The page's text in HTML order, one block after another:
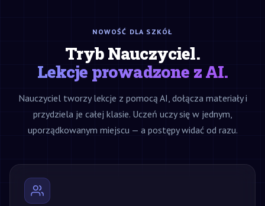
NOWOŚĆ DLA SZKÓŁ
Tryb Nauczyciel.
Lekcje prowadzone z AI.
Nauczyciel tworzy lekcje z pomocą AI, dołącza materiały i
przydziela je całej klasie. Uczeń uczy się w jednym,
uporządkowanym miejscu — a postępy widać od razu.